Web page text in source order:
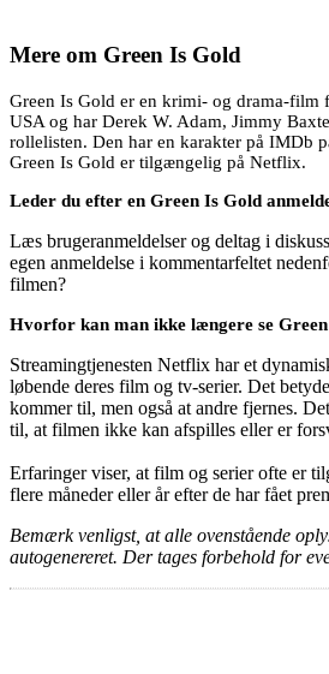
Mere om Green Is Gold
Green Is Gold er en krimi- og drama-film
USA og har Derek W. Adam, Jimmy
rollelisten. Den har en karakter på IMDb
Green Is Gold er tilgængelig på Netflix.
Leder du efter en Green Is Gold
Læs brugeranmeldelser og deltag i
egen anmeldelse i kommentarfeltet
filmen?
Hvorfor kan man ikke længere se
Streamingtjenesten Netflix har et
løbende deres film og tv-serier. Det
kommer til, men også at andre fjernes.
til, at filmen ikke kan afspilles eller er
Erfaringer viser, at film og serier ofte er
flere måneder eller år efter de har fået
Bemærk venligst, at alle ovenstående
autogenereret. Der tages forbehold for